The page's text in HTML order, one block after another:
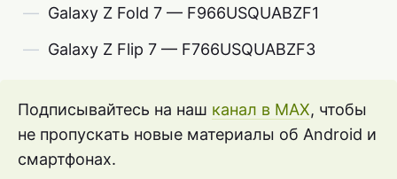
Galaxy Z Fold 7 — F966USQUABZF1
Galaxy Z Flip 7 — F766USQUABZF3
Подписывайтесь на наш канал в MAX, чтобы
не пропускать новые материалы об Android и
смартфонах.